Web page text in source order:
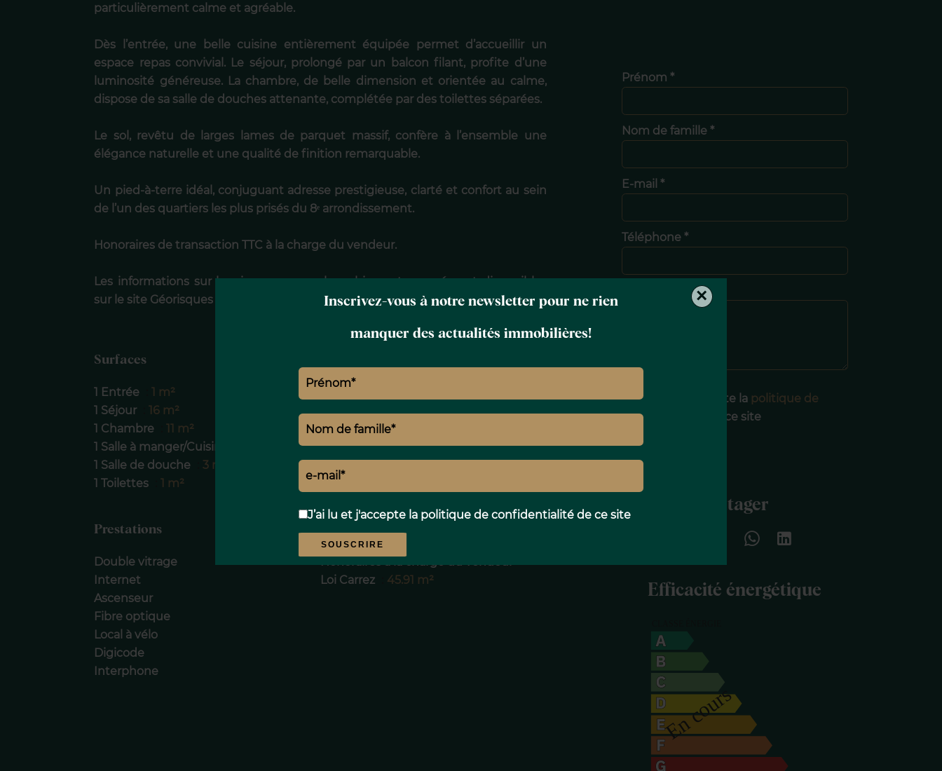
Inscrivez-vous à notre newsletter pour ne rien
manquer des actualités immobilières!
J’ai lu et j'accepte la politique de confidentialité de ce site
SOUSCRIRE
×
particulièrement calme et agréable.
Dès l’entrée, une belle cuisine entièrement équipée permet d’accueillir un
espace repas convivial. Le séjour, prolongé par un balcon filant, profite d’une
luminosité généreuse. La chambre, de belle dimension et orientée au calme,
dispose de sa salle de douches attenante, complétée par des toilettes séparées.
Le sol, revêtu de larges lames de parquet massif, confère à l’ensemble une
élégance naturelle et une qualité de finition remarquable.
Un pied-à-terre idéal, conjuguant adresse prestigieuse, clarté et confort au sein
de l’un des quartiers les plus prisés du 8ᵉ arrondissement.
Honoraires de transaction TTC à la charge du vendeur.
Les informations sur les risques auxquels ce bien est exposé sont disponibles
sur le site Géorisques :georisques.gouv.fr
Surfaces
1 Entrée
1 m²
1 Séjour
16 m²
1 Chambre
11 m²
1 Salle à manger/Cuisine
1 Salle de douche
3 m²
1 Toilettes
1 m²
Prestations
Double vitrage
Internet
Ascenseur
Fibre optique
Local à vélo
Digicode
Interphone
Loi Carrez
45.91 m²
Prénom *
Nom de famille *
E-mail *
Téléphone *
J’ai lu et j'accepte la politique de
confidentialité
de ce site
ENVOYER
Partager
Efficacité énergétique